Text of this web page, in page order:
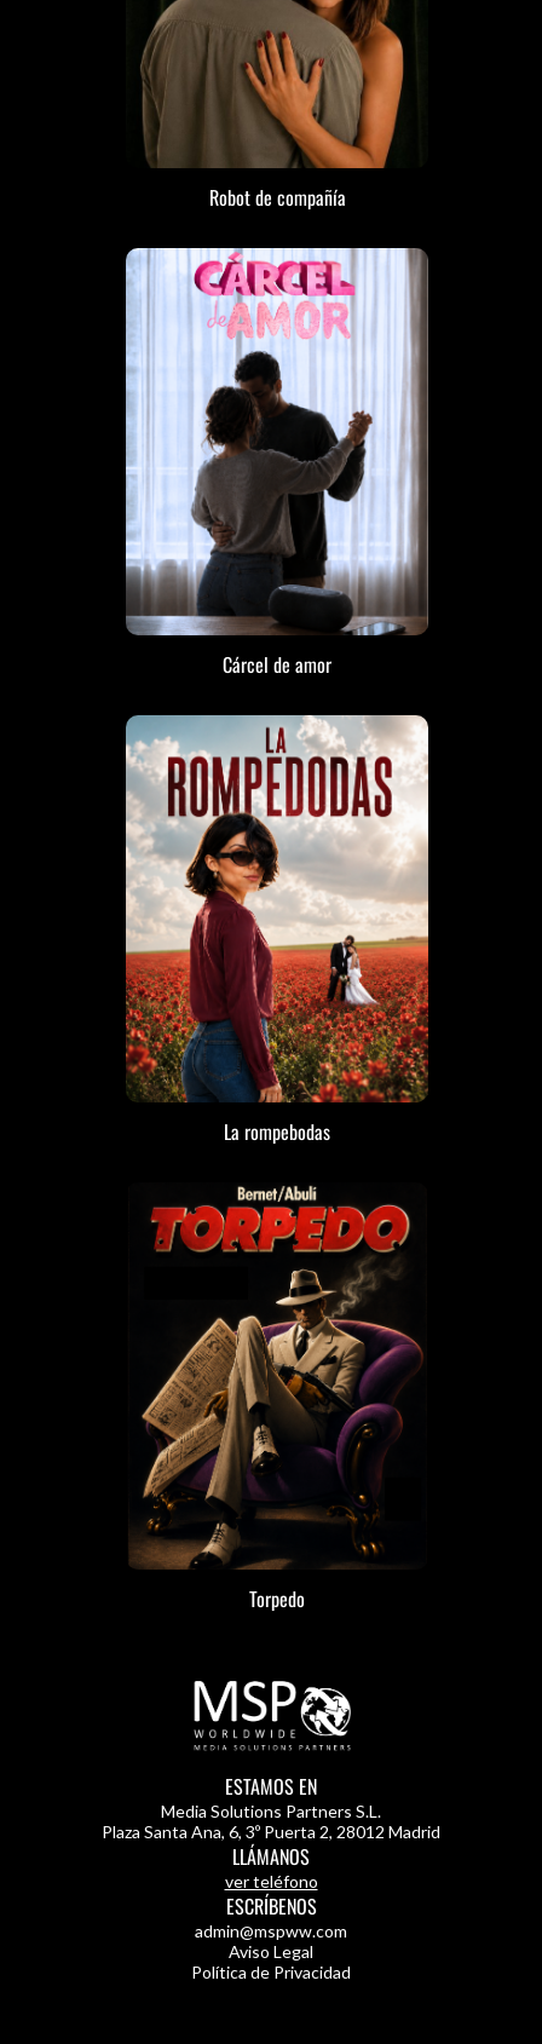
Robot de compañía
Cárcel de amor
La rompebodas
Torpedo
ESTAMOS EN
Media Solutions Partners S.L.
Plaza Santa Ana, 6, 3º Puerta 2, 28012 Madrid
LLÁMANOS
ver teléfono
ESCRÍBENOS
admin@mspww.com
Aviso Legal
Política de Privacidad